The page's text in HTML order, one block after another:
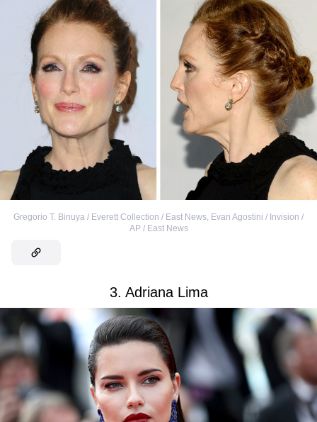
Gregorio T. Binuya / Everett Collection / East News Evan Agostini / Invision /
AP / East News
3. Adriana Lima